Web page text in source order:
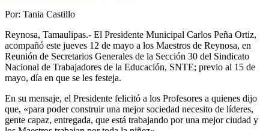
Por: Tania Castillo
Reynosa, Tamaulipas.- El Presidente Municipal Carlos Peña Ortiz,
acompañó este jueves 12 de mayo a los Maestros de Reynosa, en
Reunión de Secretarios Generales de la Sección 30 del Sindicato
Nacional de Trabajadores de la Educación, SNTE; previo al 15 de
mayo, día en que se les festeja.
En su mensaje, el Presidente felicitó a los Profesores a quienes dijo
que, «para poder construir una mejor sociedad necesito de líderes,
gente capaz, entregada, que está trabajando por una mejor ciudad y